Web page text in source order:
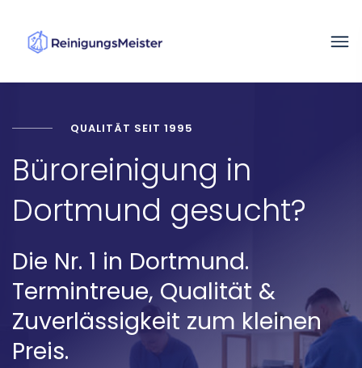
QUALITÄT SEIT 1995
Büroreinigung in
Dortmund gesucht?
Die Nr. 1 in Dortmund.
Termintreue, Qualität &
Zuverlässigkeit zum kleinen
Preis.